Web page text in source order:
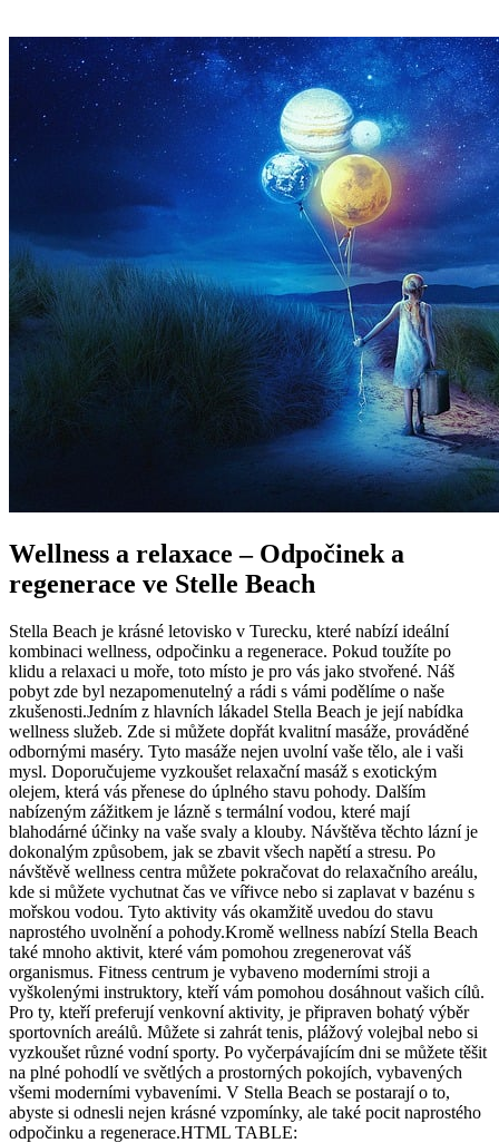
Wellness a relaxace – Odpočinek a
regenerace ve Stelle Beach
Stella Beach je krásné letovisko v Turecku, které nabízí ideální
kombinaci wellness, odpočinku a regenerace. Pokud toužíte po
klidu a relaxaci u moře, toto místo je pro vás jako stvořené. Náš
pobyt zde byl nezapomenutelný a rádi s vámi podělíme o naše
zkušenosti.Jedním z hlavních lákadel Stella Beach je její nabídka
wellness služeb. Zde si můžete dopřát kvalitní masáže, prováděné
odbornými maséry. Tyto masáže nejen uvolní vaše tělo, ale i vaši
mysl. Doporučujeme vyzkoušet relaxační masáž s exotickým
olejem, která vás přenese do úplného stavu pohody. Dalším
nabízeným zážitkem je lázně s termální vodou, které mají
blahodárné účinky na vaše svaly a klouby. Návštěva těchto lázní je
dokonalým způsobem, jak se zbavit všech napětí a stresu. Po
návštěvě wellness centra můžete pokračovat do relaxačního areálu,
kde si můžete vychutnat čas ve vířivce nebo si zaplavat v bazénu s
mořskou vodou. Tyto aktivity vás okamžitě uvedou do stavu
naprostého uvolnění a pohody.Kromě wellness nabízí Stella Beach
také mnoho aktivit, které vám pomohou zregenerovat váš
organismus. Fitness centrum je vybaveno moderními stroji a
vyškolenými instruktory, kteří vám pomohou dosáhnout vašich cílů.
Pro ty, kteří preferují venkovní aktivity, je připraven bohatý výběr
sportovních areálů. Můžete si zahrát tenis, plážový volejbal nebo si
vyzkoušet různé vodní sporty. Po vyčerpávajícím dni se můžete těšit
na plné pohodlí ve světlých a prostorných pokojích, vybavených
všemi moderními vybaveními. V Stella Beach se postarají o to,
abyste si odnesli nejen krásné vzpomínky, ale také pocit naprostého
odpočinku a regenerace.HTML TABLE: